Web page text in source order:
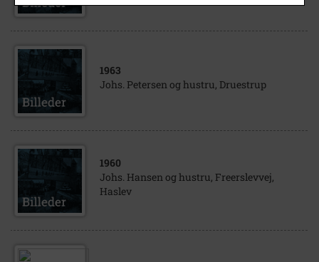
1963
Johs. Petersen og hustru, Druestrup
1960
Johs. Hansen og hustru, Freerslevvej,
Haslev